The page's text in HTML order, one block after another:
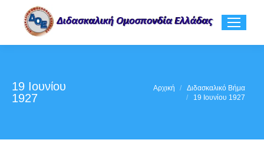
19 Ιουνίου
1927
Αρχική
Διδασκαλικό Βήμα
19 Ιουνίου 1927